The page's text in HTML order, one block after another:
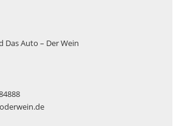
Das Auto – Der Wein